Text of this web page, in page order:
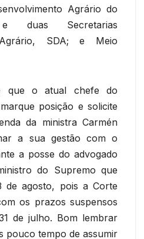
Agrário do
duas Secretarias
Agrário, SDA; e Meio
que o atual chefe do
posição e solicite
da ministra Carmén
a sua gestão com o
a posse do advogado
do Supremo que
de agosto, pois a Corte
os prazos suspensos
de julho. Bom lembrar
pouco tempo de assumir